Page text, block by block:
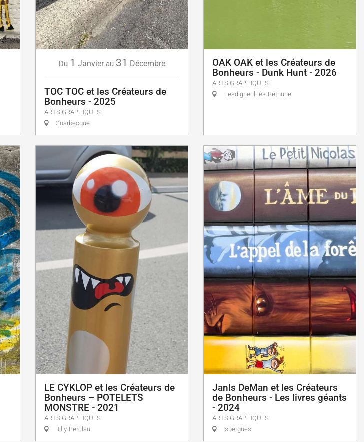
Du 1 Janvier au 31 Décembre
TOC TOC et les Créateurs de
Bonheurs - 2025
ARTS GRAPHIQUES
Guarbecque
OAK OAK et les Créateurs de
Bonheurs - Dunk Hunt - 2026
ARTS GRAPHIQUES
Hesdigneul-lès-Béthune
LE CYKLOP et les Créateurs de
Bonheurs – POTELETS
MONSTRE - 2021
ARTS GRAPHIQUES
Billy-Berclau
JanIs DeMan et les Créateurs
de Bonheurs - Les livres géants
- 2024
ARTS GRAPHIQUES
Isbergues